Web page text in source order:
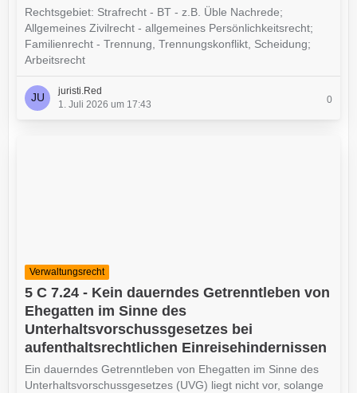
Rechtsgebiet: Strafrecht - BT - z.B. Üble Nachrede;
Allgemeines Zivilrecht - allgemeines Persönlichkeitsrecht;
Familienrecht - Trennung, Trennungskonflikt, Scheidung;
Arbeitsrecht
juristi.Red
1. Juli 2026 um 17:43
0
Verwaltungsrecht
5 C 7.24 - Kein dauerndes Getrenntleben von
Ehegatten im Sinne des
Unterhaltsvorschussgesetzes bei
aufenthaltsrechtlichen Einreisehindernissen
Ein dauerndes Getrenntleben von Ehegatten im Sinne des
Unterhaltsvorschussgesetzes (UVG) liegt nicht vor, solange